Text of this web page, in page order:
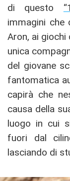
di questo
immagini che
Aron, ai
unica
del giovane
fantomatica
capirà che
causa della
luogo in cui
fuori dal
lasciando di